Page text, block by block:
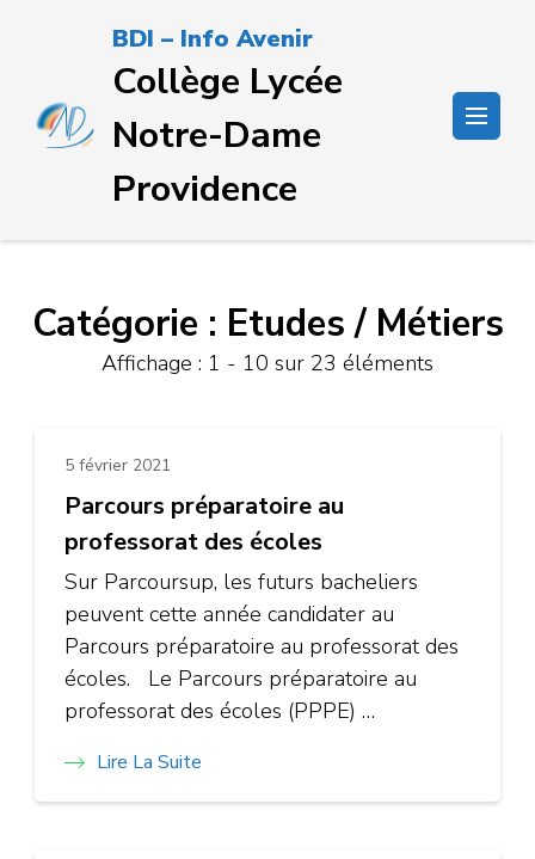
(Pressez
Entrée)
BDI – Info Avenir
Collège Lycée
Notre-Dame
Providence
Catégorie : Etudes / Métiers
Affichage : 1 - 10 sur 23 éléments
5 février 2021
Parcours préparatoire au
professorat des écoles
Sur Parcoursup, les futurs bacheliers
peuvent cette année candidater au
Parcours préparatoire au professorat des
écoles. Le Parcours préparatoire au
professorat des écoles (PPPE) …
Lire La Suite